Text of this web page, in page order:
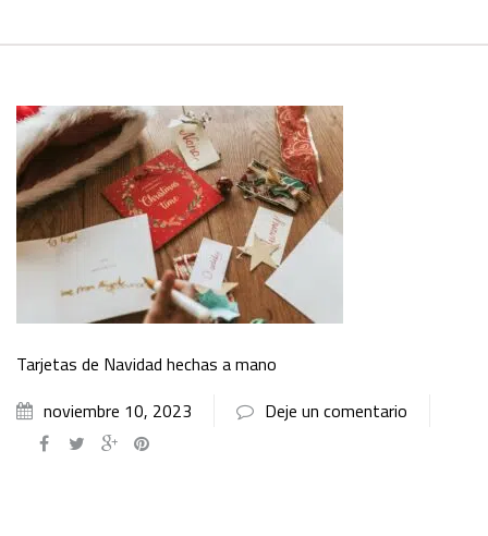
Tarjetas de Navidad hechas a mano
noviembre 10, 2023
Deje un comentario